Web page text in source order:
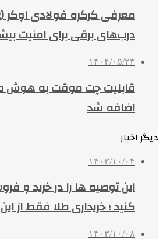
درب‌های برقی برای امنیت
۱۴۰۴/۰۵/۲۳
قابلیت چت موقت به
اضافه شد
دیگر اخبار
۱۴۰۳/۱۰/۰۴
این توصیه ها را در خرید و
کنید ؛ خریداری طلا فقط از
۱۴۰۳/۱۰/۰۸